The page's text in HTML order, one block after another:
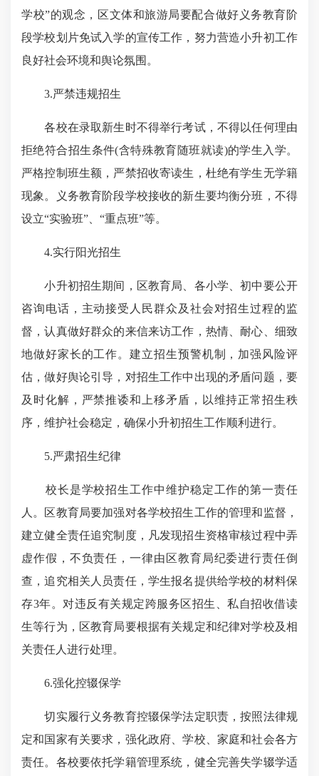
学校”的观念，区文体和旅游局要配合做好义务教育阶
段学校划片免试入学的宣传工作，努力营造小升初工作
良好社会环境和舆论氛围。
3.严禁违规招生
各校在录取新生时不得举行考试，不得以任何理由
拒绝符合招生条件(含特殊教育随班就读)的学生入学。
严格控制班生额，严禁招收寄读生，杜绝有学生无学籍
现象。义务教育阶段学校接收的新生要均衡分班，不得
设立“实验班”、“重点班”等。
4.实行阳光招生
小升初招生期间，区教育局、各小学、初中要公开
咨询电话，主动接受人民群众及社会对招生过程的监
督，认真做好群众的来信来访工作，热情、耐心、细致
地做好家长的工作。建立招生预警机制，加强风险评
估，做好舆论引导，对招生工作中出现的矛盾问题，要
及时化解，严禁推诿和上移矛盾，以维持正常招生秩
序，维护社会稳定，确保小升初招生工作顺利进行。
5.严肃招生纪律
校长是学校招生工作中维护稳定工作的第一责任
人。区教育局要加强对各学校招生工作的管理和监督，
建立健全责任追究制度，凡发现招生资格审核过程中弄
虚作假，不负责任，一律由区教育局纪委进行责任倒
查，追究相关人员责任，学生报名提供给学校的材料保
存3年。对违反有关规定跨服务区招生、私自招收借读
生等行为，区教育局要根据有关规定和纪律对学校及相
关责任人进行处理。
6.强化控辍保学
切实履行义务教育控辍保学法定职责，按照法律规
定和国家有关要求，强化政府、学校、家庭和社会各方
责任。各校要依托学籍管理系统，健全完善失学辍学适